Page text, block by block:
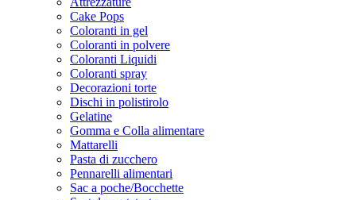
Cake Pops
Coloranti in gel
Coloranti in polvere
Coloranti Liquidi
Coloranti spray
Decorazioni torte
Dischi in polistirolo
Gelatine
Gomma e Colla alimentare
Mattarelli
Pasta di zucchero
Pennarelli alimentari
Sac a poche/Bocchette